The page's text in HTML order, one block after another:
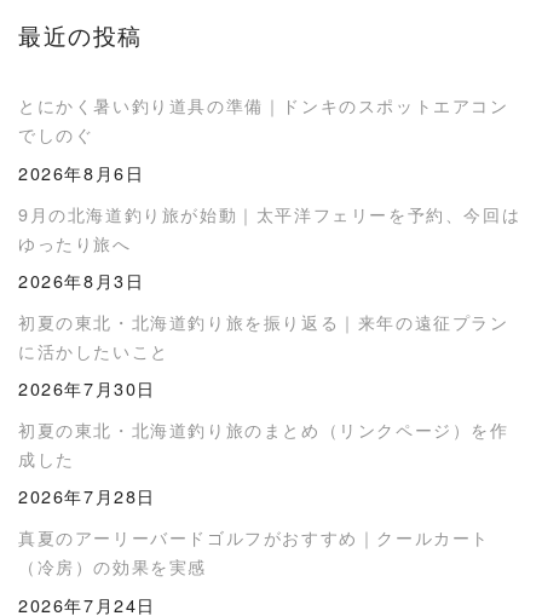
最近の投稿
とにかく暑い釣り道具の準備｜ドンキのスポットエアコン
でしのぐ
2026年8月6日
9月の北海道釣り旅が始動｜太平洋フェリーを予約、今回は
ゆったり旅へ
2026年8月3日
初夏の東北・北海道釣り旅を振り返る｜来年の遠征プラン
に活かしたいこと
2026年7月30日
初夏の東北・北海道釣り旅のまとめ（リンクページ）を作
成した
2026年7月28日
真夏のアーリーバードゴルフがおすすめ｜クールカート
（冷房）の効果を実感
2026年7月24日